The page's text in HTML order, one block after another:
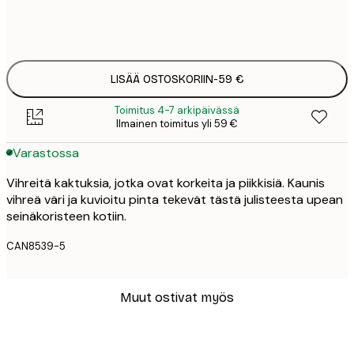
LISÄÄ OSTOSKORIIN-59 €
Toimitus 4-7 arkipäivässä
Ilmainen toimitus yli 59 €
Varastossa
Vihreitä kaktuksia, jotka ovat korkeita ja piikkisiä. Kaunis
vihreä väri ja kuvioitu pinta tekevät tästä julisteesta upean
seinäkoristeen kotiin.
CAN8539-5
Muut ostivat myös